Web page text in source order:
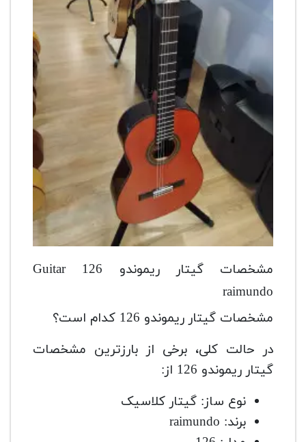
مشخصات گیتار ریموندو 126 Guitar
raimundo
مشخصات گیتار ریموندو 126 کدام است؟
در حالت کلی، برخی از بارزترین مشخصات
گیتار ریموندو 126 از:
نوع ساز: گیتار کلاسیک
برند: raimundo